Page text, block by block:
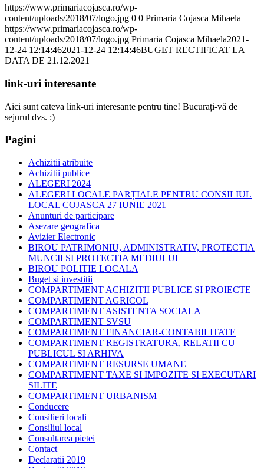
https://www.primariacojasca.ro/wp-
content/uploads/2018/07/logo.jpg 0 0 Primaria Cojasca Mihaela
https://www.primariacojasca.ro/wp-
content/uploads/2018/07/logo.jpg Primaria Cojasca Mihaela2021-
12-24 12:14:462021-12-24 12:14:46BUGET RECTIFICAT LA
DATA DE 21.12.2021
link-uri interesante
Aici sunt cateva link-uri interesante pentru tine! Bucurați-vă de
sejurul dvs. :)
Pagini
Achizitii atribuite
Achizitii publice
ALEGERI 2024
ALEGERI LOCALE PARȚIALE PENTRU CONSILIUL
LOCAL COJASCA 27 IUNIE 2021
Anunturi de participare
Asezare geografica
Avizier Electronic
BIROU PATRIMONIU, ADMINISTRATIV, PROTECTIA
MUNCII SI PROTECTIA MEDIULUI
BIROU POLITIE LOCALA
Buget si investitii
COMPARTIMENT ACHIZITII PUBLICE SI PROIECTE
COMPARTIMENT AGRICOL
COMPARTIMENT ASISTENTA SOCIALA
COMPARTIMENT SVSU
COMPARTIMENT FINANCIAR-CONTABILITATE
COMPARTIMENT REGISTRATURA, RELATII CU
PUBLICUL SI ARHIVA
COMPARTIMENT RESURSE UMANE
COMPARTIMENT TAXE SI IMPOZITE SI EXECUTARI
SILITE
COMPARTIMENT URBANISM
Conducere
Consilieri locali
Consiliul local
Consultarea pietei
Contact
Declaratii 2019